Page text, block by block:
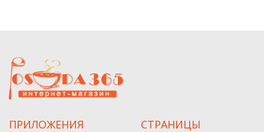
ПРИЛОЖЕНИЯ СТРАНИЦЫ